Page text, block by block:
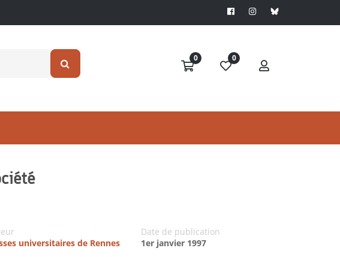
0 0
universitaires de Rennes
Date de publication
1er janvier 1997